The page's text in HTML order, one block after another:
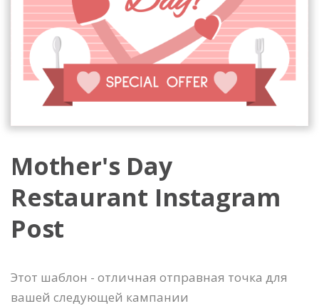
Mother's Day
Restaurant Instagram
Post
Этот шаблон - отличная отправная точка для
вашей следующей кампании